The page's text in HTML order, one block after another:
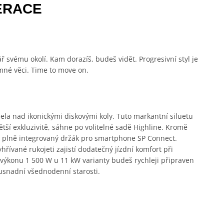
svému okolí. Kam dorazíš, budeš vidět. Progresivní styl je
věci. Time to move on.
nad ikonickými diskovými koly. Tuto markantní siluetu
exkluzivitě, sáhne po volitelné sadě Highline. Kromě
integrovaný držák pro smartphone SP Connect.
rukojeti zajistí dodatečný jízdní komfort při
1 500 W u 11 kW varianty budeš rychleji připraven
všednodenní starosti.